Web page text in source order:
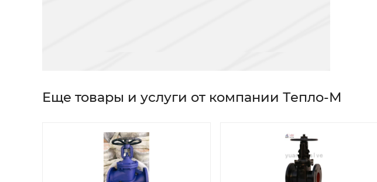
Еще товары и услуги от компании Тепло-М